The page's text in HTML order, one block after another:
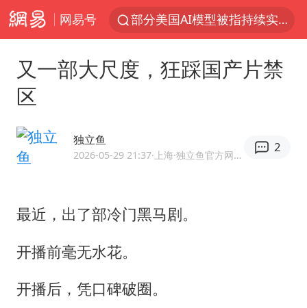
网易号
部分美国AI模型被指持续实施有害行为
杭州一小区17楼玻璃幕墙爆裂
陕西潼关强降雨引发土崖滑坡1人失联
又一部大尺度，狂踩国产片禁
区
独立鱼
2026-05-29 21:37·上海 ·独立鱼官方网易号
2
最近，出了部冷门黑马剧。
开播前毫无水花。
开播后，凭口碑破圈。